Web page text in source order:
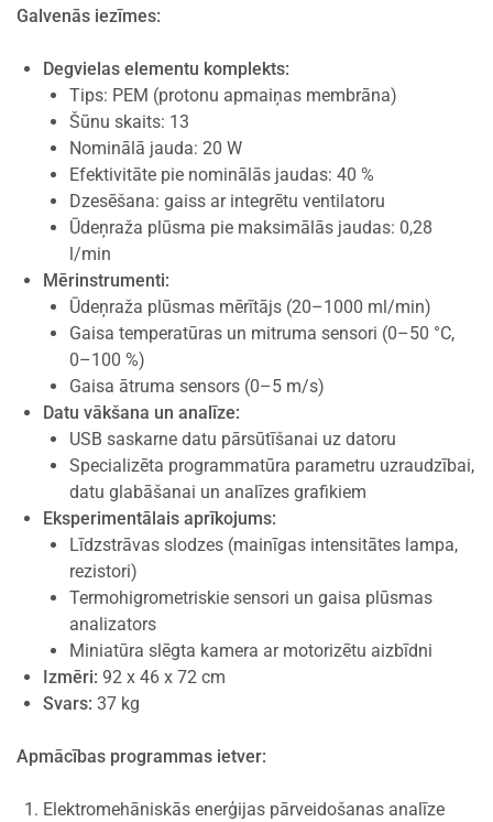
Galvenās iezīmes:
Degvielas elementu komplekts:
Tips: PEM (protonu apmaiņas membrāna)
Šūnu skaits: 13
Nominālā jauda: 20 W
Efektivitāte pie nominālās jaudas: 40 %
Dzesēšana: gaiss ar integrētu ventilatoru
Ūdeņraža plūsma pie maksimālās jaudas: 0,28
l/min
Mērinstrumenti:
Ūdeņraža plūsmas mērītājs (20–1000 ml/min)
Gaisa temperatūras un mitruma sensori (0–50 °C,
0–100 %)
Gaisa ātruma sensors (0–5 m/s)
Datu vākšana un analīze:
USB saskarne datu pārsūtīšanai uz datoru
Specializēta programmatūra parametru uzraudzībai,
datu glabāšanai un analīzes grafikiem
Eksperimentālais aprīkojums:
Līdzstrāvas slodzes (mainīgas intensitātes lampa,
rezistori)
Termohigrometriskie sensori un gaisa plūsmas
analizators
Miniatūra slēgta kamera ar motorizētu aizbīdni
Izmēri: 92 x 46 x 72 cm
Svars: 37 kg
Apmācības programmas ietver:
Elektromehāniskās enerģijas pārveidošanas analīze